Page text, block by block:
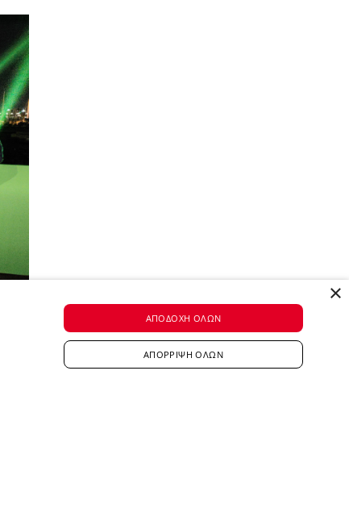
×
ΑΠΟΔΟΧΉ ΌΛΩΝ
ΑΠΌΡΡΙΨΗ ΌΛΩΝ